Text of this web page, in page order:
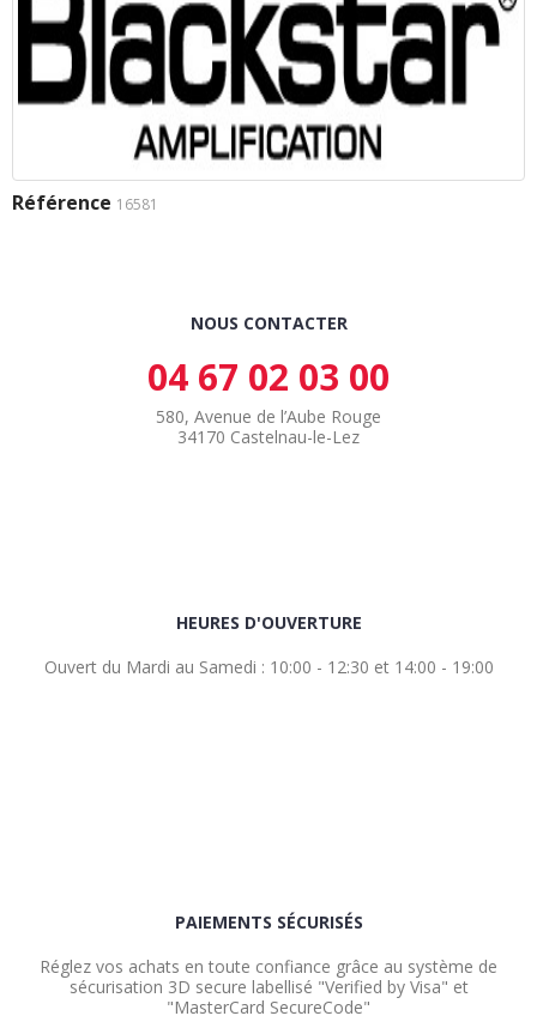
Référence 16581
NOUS CONTACTER
04 67 02 03 00
580, Avenue de l’Aube Rouge
34170 Castelnau-le-Lez
HEURES D'OUVERTURE
Ouvert du Mardi au Samedi : 10:00 - 12:30 et 14:00 - 19:00
PAIEMENTS SÉCURISÉS
Réglez vos achats en toute confiance grâce au système de
sécurisation 3D secure labellisé "Verified by Visa" et
"MasterCard SecureCode"